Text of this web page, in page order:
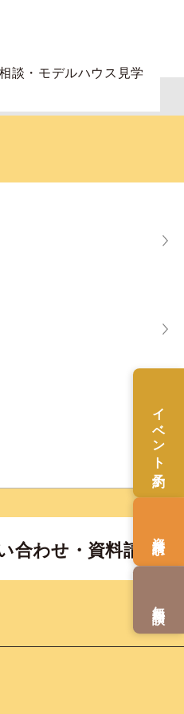
談・モデルハウス見学
イベント予約
合わせ・資料請求